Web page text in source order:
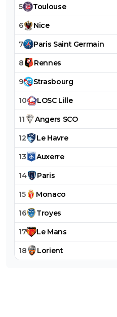
5 Toulouse
6 Nice
7 Paris Saint Germain
8 Rennes
9 Strasbourg
10 LOSC Lille
11 Angers SCO
12 Le Havre
13 Auxerre
14 Paris
15 Monaco
16 Troyes
17 Le Mans
18 Lorient